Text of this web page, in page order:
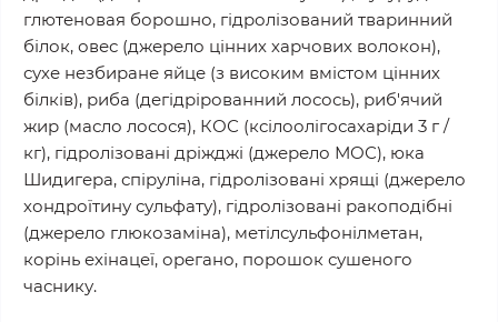
глютеновая борошно, гідролізований тваринний
білок, овес (джерело цінних харчових волокон),
сухе незбиране яйце (з високим вмістом цінних
білків), риба (дегідрірованний лосось), риб'ячий
жир (масло лосося), КОС (ксілоолігосахаріди 3 г /
кг), гідролізовані дріжджі (джерело МОС), юка
Шидигера, спіруліна, гідролізовані хрящі (джерело
хондроїтину сульфату), гідролізовані ракоподібні
(джерело глюкозаміна), метілсульфонілметан,
корінь ехінацеї, орегано, порошок сушеного
часнику.